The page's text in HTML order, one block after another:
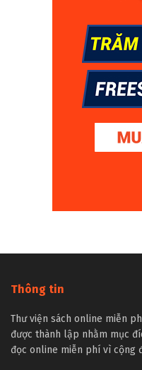
Thông tin
Thư viện sách online miễn
được thành lập nhằm mục
đọc online miễn phí vì cộng